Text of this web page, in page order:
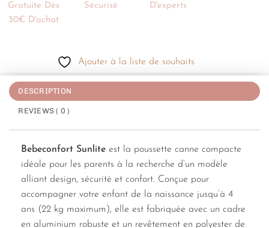
Gratuite Dès
30€ D'achat
Sécurisé
D'experts
Ajouter à la liste de souhaits
DESCRIPTION
REVIEWS ( 0 )
Bebeconfort Sunlite est la poussette canne compacte
idéale pour les parents à la recherche d’un modèle
alliant design, sécurité et confort. Conçue pour
accompagner votre enfant de la naissance jusqu’à 4
ans (22 kg maximum), elle est fabriquée avec un cadre
en aluminium robuste et un revêtement en polyester de